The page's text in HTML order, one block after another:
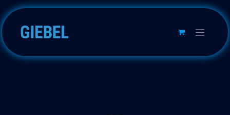
Passa al contenuto